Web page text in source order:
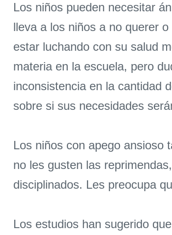
Los niños pueden necesitar
lleva a los niños a no querer
estar luchando con su salud
materia en la escuela, pero
inconsistencia en la cantidad
sobre si sus necesidades
Los niños con apego ansioso
no les gusten las
disciplinados. Les preocupa
Los estudios han sugerido